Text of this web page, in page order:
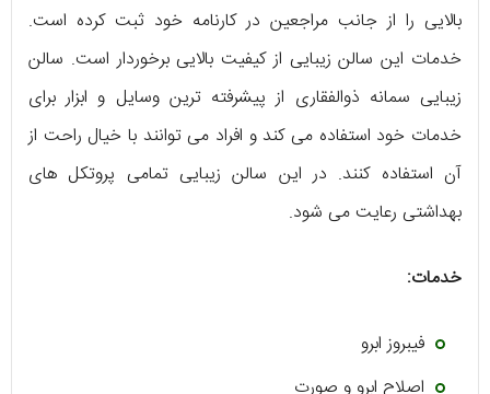
بالایی را از جانب مراجعین در کارنامه خود ثبت کرده است.
خدمات این سالن زیبایی از کیفیت بالایی برخوردار است. سالن
زیبایی سمانه ذوالفقاری از پیشرفته ترین وسایل و ابزار برای
خدمات خود استفاده می کند و افراد می توانند با خیال راحت از
آن استفاده کنند. در این سالن زیبایی تمامی پروتکل های
بهداشتی رعایت می شود.
خدمات:
فیبروز ابرو